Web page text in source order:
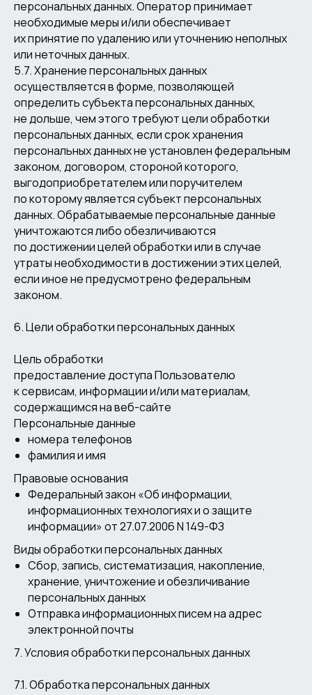
персональных данных. Оператор принимает
необходимые меры и/или обеспечивает
их принятие по удалению или уточнению неполных
или неточных данных.
5.7. Хранение персональных данных
осуществляется в форме, позволяющей
определить субъекта персональных данных,
не дольше, чем этого требуют цели обработки
персональных данных, если срок хранения
персональных данных не установлен федеральным
законом, договором, стороной которого,
выгодоприобретателем или поручителем
по которому является субъект персональных
данных. Обрабатываемые персональные данные
уничтожаются либо обезличиваются
по достижении целей обработки или в случае
утраты необходимости в достижении этих целей,
если иное не предусмотрено федеральным
законом.
6. Цели обработки персональных данных
Цель обработки
предоставление доступа Пользователю
к сервисам, информации и/или материалам,
содержащимся на веб-сайте
Персональные данные
номера телефонов
фамилия и имя
Правовые основания
Федеральный закон «Об информации,
информационных технологиях и о защите
информации» от 27.07.2006 N 149-ФЗ
Виды обработки персональных данных
Сбор, запись, систематизация, накопление,
хранение, уничтожение и обезличивание
персональных данных
Отправка информационных писем на адрес
электронной почты
7. Условия обработки персональных данных
7.1. Обработка персональных данных